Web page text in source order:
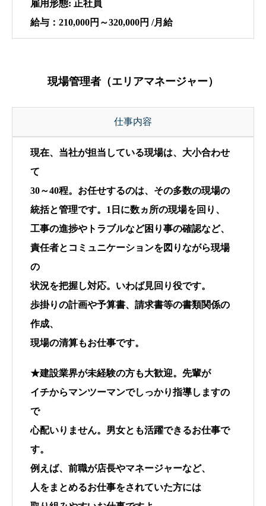
雇用形態: 正社員
給与：210,000円～320,000円 /月給
現場管理者（エリアマネージャー）
仕事内容
現在、当社が担当している現場は、大小合わせ
て
30～40程。お任せするのは、その多数の現場の
統括と管理です。1日に数ヵ所の現場を回り、
工事の進捗やトラブルなど困り事の確認など、
責任者とコミュニケーションを図りながら現場
の
状況を把握し対応。いわば見回り役です。
歩掛りの計画や予算書、請求書等の書類関係の
作成、
現場の清算もお仕事です。
★建設業界が未経験の方も大歓迎。先輩が
イチからマンツーマンでしっかり指導しますの
で
心配いりません。男女とも活躍できるお仕事で
す。
例えば、前職が店長やマネージャーなど、
人をまとめるお仕事をされていた方には